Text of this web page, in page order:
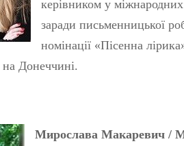
керівником у
заради письменницької
номінації «Пісенна
на Донеччині.
Мирослава Макаревич /